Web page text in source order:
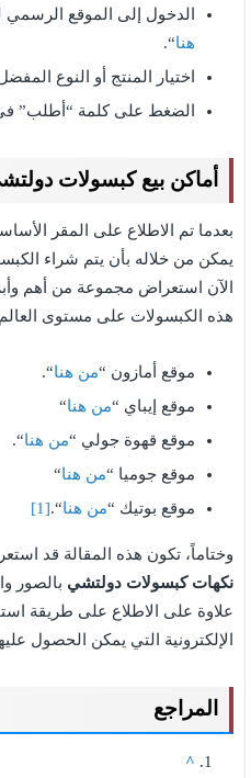
الدخول إلى الموقع
هنا“.
اختيار المنتج أو النوع
الضغط على كلمة “أطلب” في
أماكن بيع كبسولات
بعدما تم الاطلاع على المقر
يمكن من خلاله بأن يتم شراء
الآن استعراض مجموعة من أهم
هذه الكبسولات على مستوى
موقع أمازون “من هنا“.
موقع إيباي “من هنا“
موقع قهوة جولي “من هنا“.
موقع جوميا “من هنا“
موقع بوتيك “من هنا“.
[1]
وختاماً، تكون هذه المقالة قد
نكهات كبسولات دولتشي بالصور
علاوة على الاطلاع على طريقة
الإلكترونية التي يمكن الحصول
المراجع
^